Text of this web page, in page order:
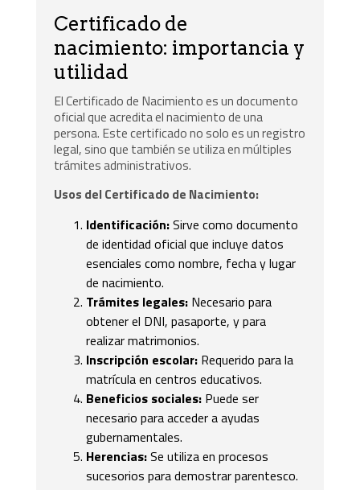
Certificado de
nacimiento: importancia y
utilidad
El Certificado de Nacimiento es un documento
oficial que acredita el nacimiento de una
persona. Este certificado no solo es un registro
legal, sino que también se utiliza en múltiples
trámites administrativos.
Usos del Certificado de Nacimiento:
Identificación:Sirve como documento
de identidad oficial que incluye datos
esenciales como nombre, fecha y lugar
de nacimiento.
Trámites legales: Necesario para
obtener el DNI, pasaporte, y para
realizar matrimonios.
Inscripción escolar: Requerido para la
matrícula en centros educativos.
Beneficios sociales: Puede ser
necesario para acceder a ayudas
gubernamentales.
Herencias:Se utiliza en procesos
sucesorios para demostrar parentesco.